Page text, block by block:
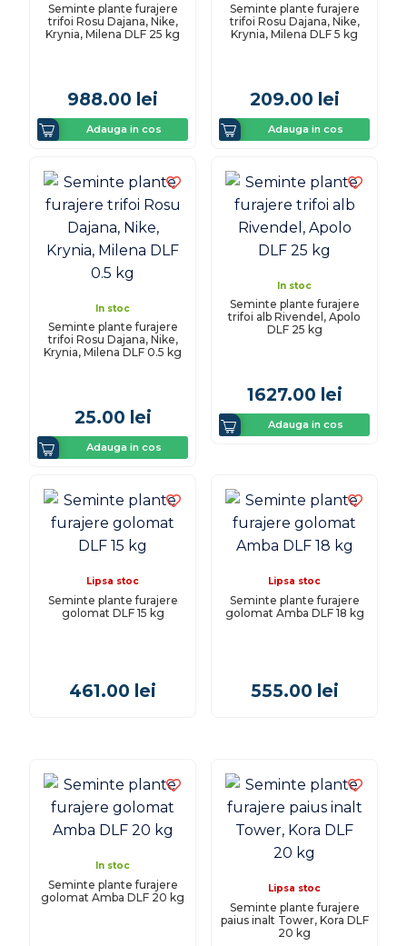
Seminte plante furajere
trifoi Rosu Dajana, Nike,
Krynia, Milena DLF 25 kg
988.00 lei
Adauga in cos
Seminte plante furajere
trifoi Rosu Dajana, Nike,
Krynia, Milena DLF 5 kg
209.00 lei
Adauga in cos
In stoc
Seminte plante furajere
trifoi Rosu Dajana, Nike,
Krynia, Milena DLF 0.5 kg
25.00 lei
Adauga in cos
In stoc
Seminte plante furajere
trifoi alb Rivendel, Apolo
DLF 25 kg
1627.00 lei
Adauga in cos
Lipsa stoc
Seminte plante furajere
golomat DLF 15 kg
461.00 lei
Lipsa stoc
Seminte plante furajere
golomat Amba DLF 18 kg
555.00 lei
In stoc
Seminte plante furajere
golomat Amba DLF 20 kg
Lipsa stoc
Seminte plante furajere
paius inalt Tower, Kora DLF
20 kg